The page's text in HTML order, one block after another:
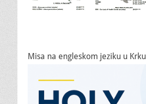
Misa na engleskom jeziku u Krku